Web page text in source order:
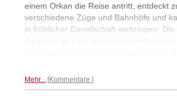
einem Orkan die Reise antritt, entdeckt
verschiedene Züge und Bahnhöfe und
in fröhlicher Gesellschaft verbringen.
Mehr... Kommentare